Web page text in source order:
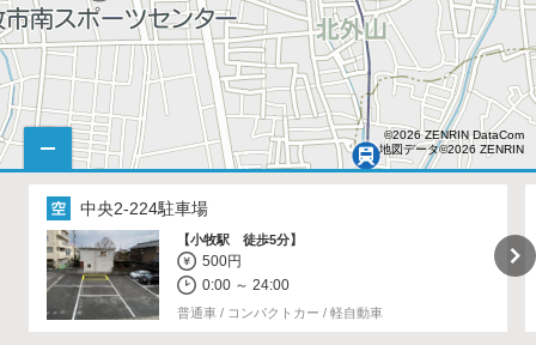
©2026 ZENRIN DataCom
地図データ©2026 ZENRIN
中央2-224駐車場
【小牧駅 徒歩5分】
500円
0:00 ～ 24:00
普通車 / コンパクトカー / 軽自動車